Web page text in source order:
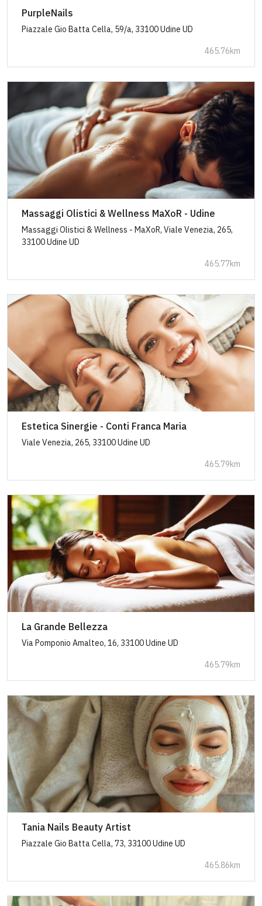
PurpleNails
Piazzale Gio Batta Cella, 59/a, 33100 Udine UD
465.76km
Massaggi Olistici & Wellness MaXoR - Udine
Massaggi Olistici & Wellness - MaXoR, Viale Venezia, 265,
33100 Udine UD
465.77km
Estetica Sinergie - Conti Franca Maria
Viale Venezia, 265, 33100 Udine UD
465.79km
La Grande Bellezza
Via Pomponio Amalteo, 16, 33100 Udine UD
465.79km
Tania Nails Beauty Artist
Piazzale Gio Batta Cella, 73, 33100 Udine UD
465.86km